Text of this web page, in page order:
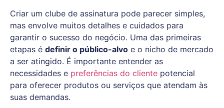
Criar um clube de assinatura pode parecer simples,
mas envolve muitos detalhes e cuidados para
garantir o sucesso do negócio. Uma das primeiras
etapas é definir o público-alvo e o nicho de mercado
a ser atingido. É importante entender as
necessidades e preferências do cliente potencial
para oferecer produtos ou serviços que atendam às
suas demandas.